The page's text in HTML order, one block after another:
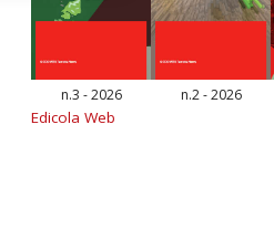
n.3 - 2026 n.2 - 2026
Edicola Web